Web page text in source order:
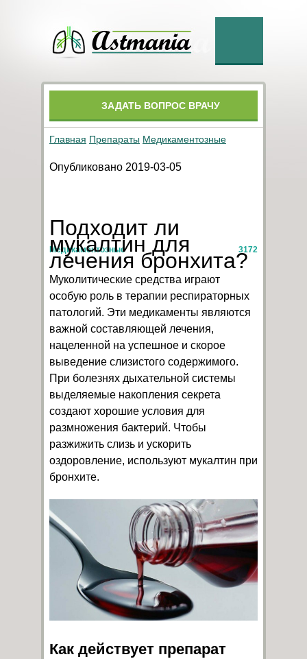
ЗАДАТЬ ВОПРОС ВРАЧУ
Главная Препараты Медикаментозные
Опубликовано 2019-03-05
Подходит ли
мукалтин для
лечения бронхита?
Медикаментозные 3172
Муколитические средства играют
особую роль в терапии респираторных
патологий. Эти медикаменты являются
важной составляющей лечения,
нацеленной на успешное и скорое
выведение слизистого содержимого.
При болезнях дыхательной системы
выделяемые накопления секрета
создают хорошие условия для
размножения бактерий. Чтобы
разжижить слизь и ускорить
оздоровление, используют мукалтин при
бронхите.
Как действует препарат